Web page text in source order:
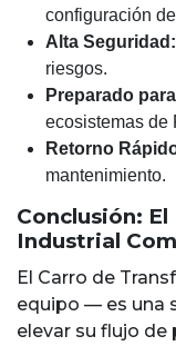
configuración
Alta Seguridad:
riesgos.
Preparado
ecosistemas de
Retorno
mantenimiento.
Conclusión:
Industrial
El Carro de
equipo — es una
elevar su flujo de